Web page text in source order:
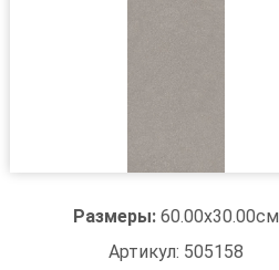
Размеры: 60.00x30.00см
Артикул: 505158